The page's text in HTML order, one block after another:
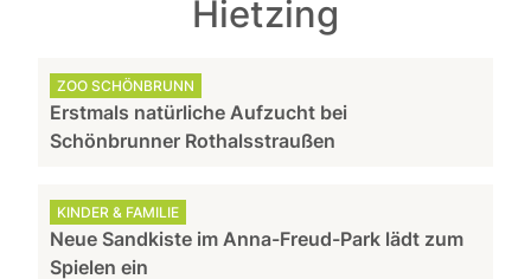
Hietzing
ZOO SCHÖNBRUNN
Erstmals natürliche Aufzucht bei
Schönbrunner Rothalsstraußen
KINDER & FAMILIE
Neue Sandkiste im Anna-Freud-Park lädt zum
Spielen ein